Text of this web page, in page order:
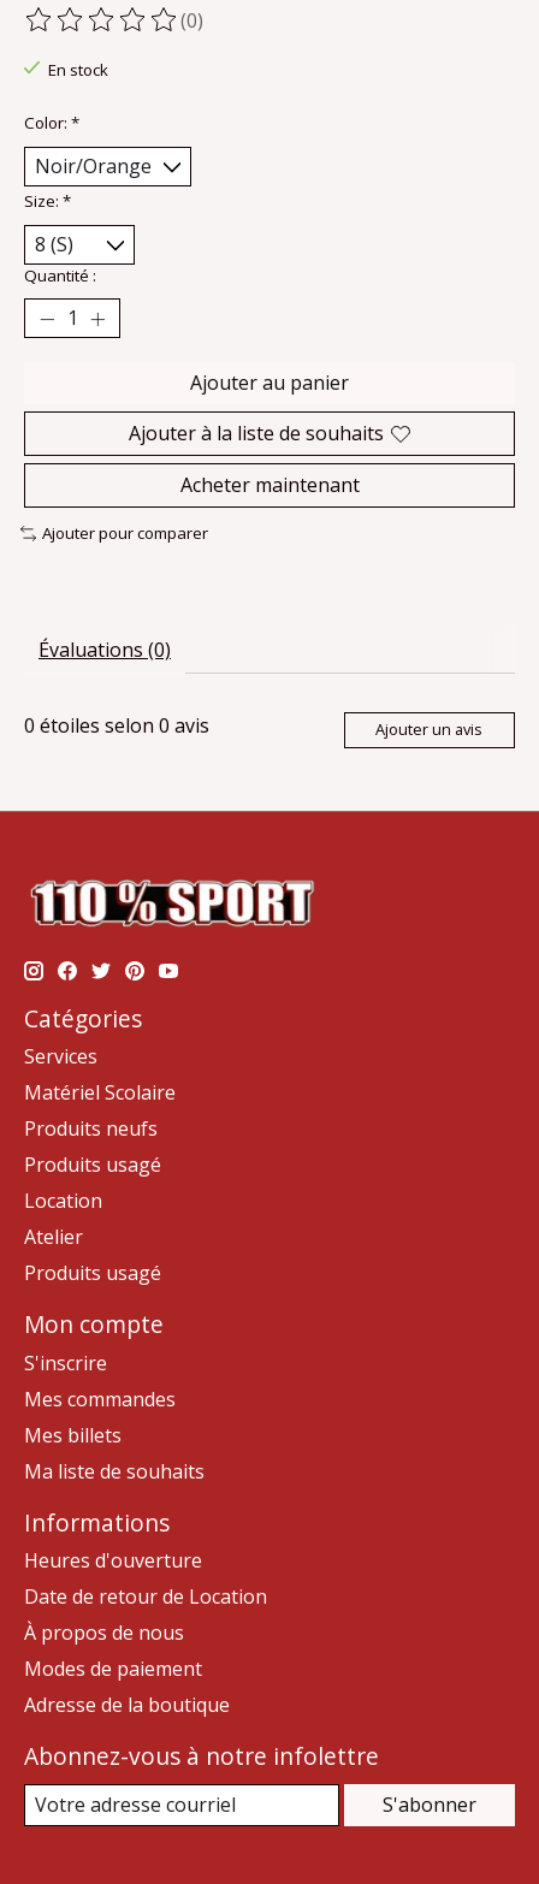
Ce produit est évalué à
(0)
En stock
Color: *
Size: *
Quantité :
Ajouter au panier
Ajouter à la liste de souhaits
Acheter maintenant
Ajouter pour comparer
Évaluations (0)
0 étoiles selon 0 avis Ajouter un avis
Catégories
Services
Matériel Scolaire
Produits neufs
Produits usagé
Location
Atelier
Produits usagé
Mon compte
S'inscrire
Mes commandes
Mes billets
Ma liste de souhaits
Informations
Heures d'ouverture
Date de retour de Location
À propos de nous
Modes de paiement
Adresse de la boutique
Abonnez-vous à notre infolettre
S'abonner